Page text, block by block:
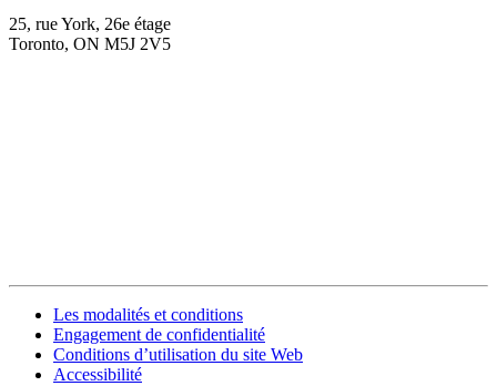
25, rue York, 26e étage
Toronto, ON M5J 2V5
Les modalités et conditions
Engagement de confidentialité
Conditions d’utilisation du site Web
Accessibilité